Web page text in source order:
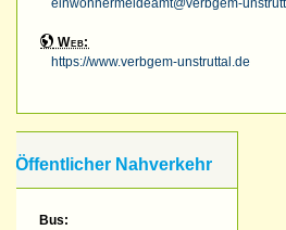
einwohnermeldeamt@verbgem-
Web:
https://www.verbgem-unstruttal.de
Öffentlicher Nahverkehr
Bus: